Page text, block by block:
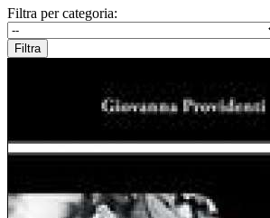
Filtra per categoria: